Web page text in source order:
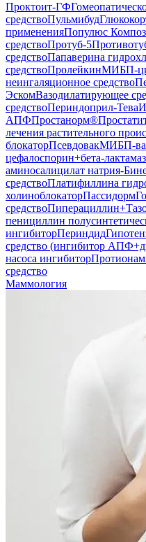
Проктоит-ГФ
средствоПульмибуд
примененияПопулюс
средствоПротуб-5
средствоПапаверина
средствоПролейкинМИБП-
неингаляционное средство
ЭскомВазодилатирующее
средствоПериндоприл-Тева
АПФПростанорм®
лечения растительного
блокаторПсевдовакМИБП-
цефалоспорин+бета-
аминосалицилат натрия-
средствоПлатифиллина
холиноблокаторПассидорм
средство
пенициллин
ингибиторПериндид
средство (ингибитор
насоса ингибитор
средство
Маммология